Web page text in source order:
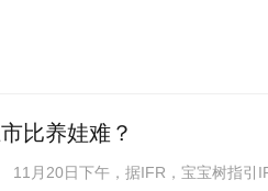
比养娃难？
11月20日下午，据IFR，宝宝树指引